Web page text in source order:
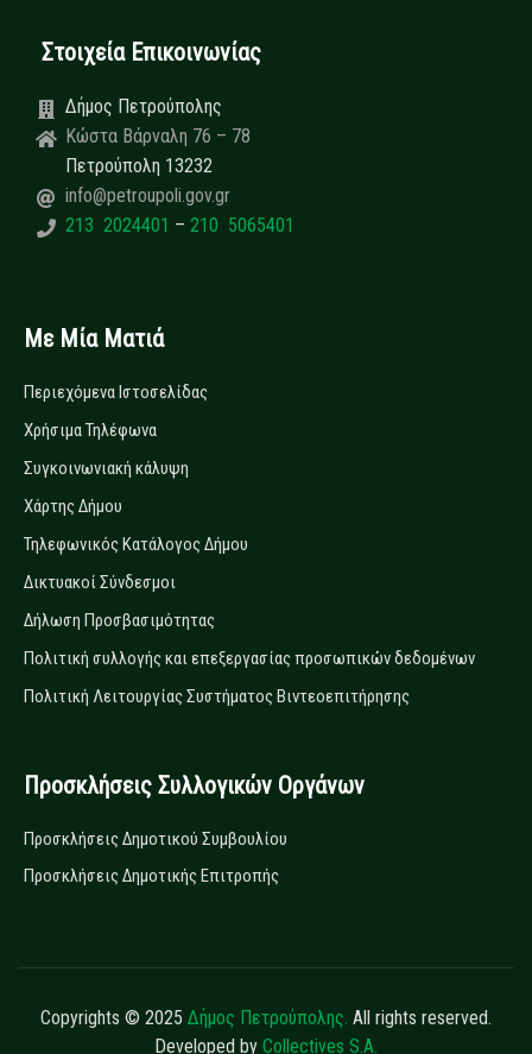
Στοιχεία Επικοινωνίας
Δήμος Πετρούπολης
Κώστα Βάρναλη 76 – 78
Πετρούπολη 13232
info@petroupoli.gov.gr
213 2024401 – 210 5065401
Με Μία Ματιά
Περιεχόμενα Ιστοσελίδας
Χρήσιμα Τηλέφωνα
Συγκοινωνιακή κάλυψη
Χάρτης Δήμου
Τηλεφωνικός Κατάλογος Δήμου
Δικτυακοί Σύνδεσμοι
Δήλωση Προσβασιμότητας
Πολιτική συλλογής και επεξεργασίας προσωπικών δεδομένων
Πολιτική Λειτουργίας Συστήματος Βιντεοεπιτήρησης
Προσκλήσεις Συλλογικών Οργάνων
Προσκλήσεις Δημοτικού Συμβουλίου
Προσκλήσεις Δημοτικής Επιτροπής
Copyrights © 2025 Δήμος Πετρούπολης. All rights reserved.
Developed by Collectives S.A.